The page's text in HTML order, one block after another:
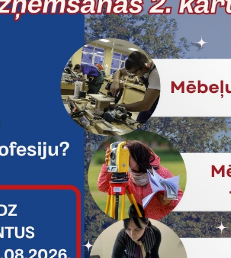
valdes priekšēdētājs Jānis Čupriks
Reģ.Nr.: 40103142605
adrese: Mārupes nov., Mārupe, Malduguņu iela 2, LV-2167
Tālrunis
+371 67628888